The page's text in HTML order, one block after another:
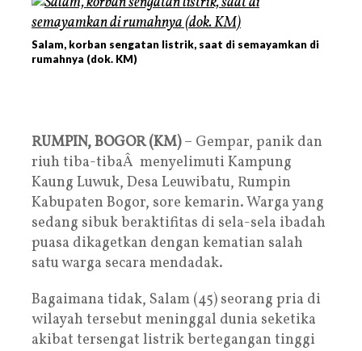
Salam, korban sengatan listrik, saat di semayamkan di
rumahnya (dok. KM)
RUMPIN, BOGOR (KM)– Gempar, panik dan
riuh tiba-tibaÂ menyelimuti Kampung
Kaung Luwuk, Desa Leuwibatu, Rumpin
Kabupaten Bogor, sore kemarin. Warga yang
sedang sibuk beraktifitas di sela-sela ibadah
puasa dikagetkan dengan kematian salah
satu warga secara mendadak.
Bagaimana tidak, Salam (45) seorang pria di
wilayah tersebut meninggal dunia seketika
akibat tersengat listrik bertegangan tinggi